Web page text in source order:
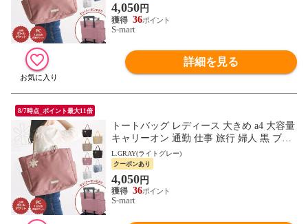
4,050円
36
S-mart
詳細を見る
8/7時点_ポイント最大11倍
トートバッグ レディース 大きめ a4 大容量
キャリーオン 通勤 仕事 旅行 婦人 黒 ブラ
ック モカ オレンジ ブラックブラウン ピン
ク ネイビー
L.GRAY(ライトグレー)
クーポンあり
4,050円
36
S-mart